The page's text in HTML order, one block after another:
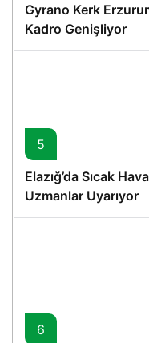
Gyrano Kerk
Kadro Genişliyor
5
Elazığ’da Sıcak
Uzmanlar Uyarıyor
6